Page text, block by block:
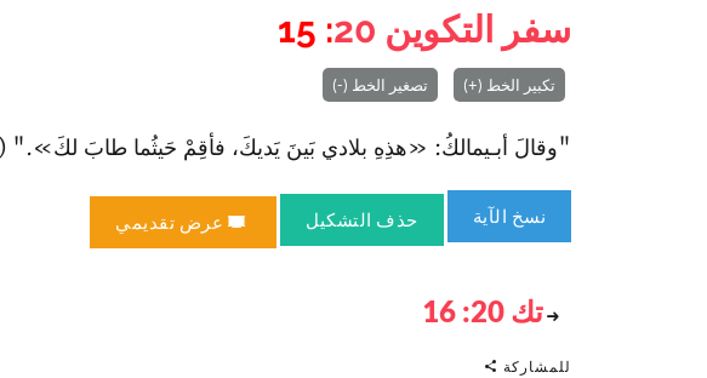
سفر التكوين 20
: 15
تكبير الخط (+) تصغير الخط (-)
"وقالَ أبـيمالكُ: «هذِهِ بلادي بَينَ يَديكَ، فأقِمْ حَيثُما طابَ لكَ»." (تك 20:
نسخ الآية حذف التشكيل عرض تقديمي
تك 20: 16
للمشاركة